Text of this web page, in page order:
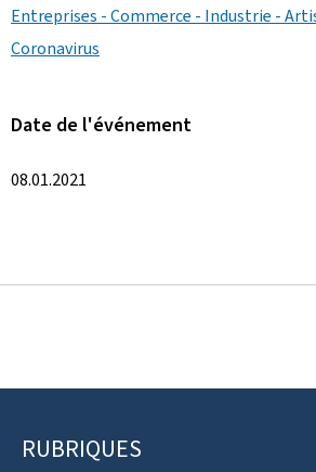
Entreprises - Commerce - Industrie -
Coronavirus
Date de l'événement
08.01.2021
P
RUBRIQUES